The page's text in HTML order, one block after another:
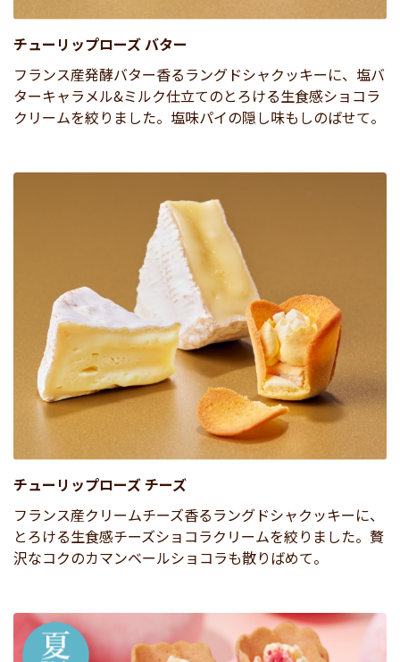
チューリップローズ バター
フランス産発酵バター香るラングドシャクッキーに、塩バ
ターキャラメル&ミルク仕立てのとろける生食感ショコラ
クリームを絞りました。塩味パイの隠し味もしのばせて。
チューリップローズ チーズ
フランス産クリームチーズ香るラングドシャクッキーに、
とろける生食感チーズショコラクリームを絞りました。贅
沢なコクのカマンベールショコラも散りばめて。